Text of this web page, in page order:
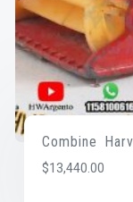
Combine
$13,440.00